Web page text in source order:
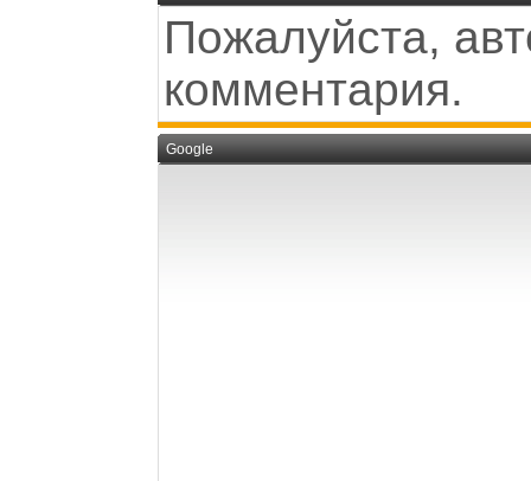
Пожалуйста,
комментария.
Google